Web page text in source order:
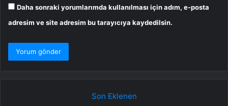
Daha sonraki yorumlarımda kullanılması için adım, e-posta
adresim ve site adresim bu tarayıcıya kaydedilsin.
Son Eklenen